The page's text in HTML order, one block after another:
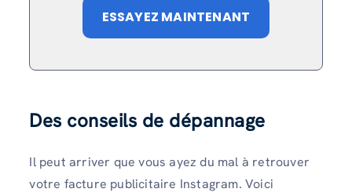
ESSAYEZ MAINTENANT
Des conseils de dépannage
Il peut arriver que vous ayez du mal à retrouver
votre facture publicitaire Instagram. Voici